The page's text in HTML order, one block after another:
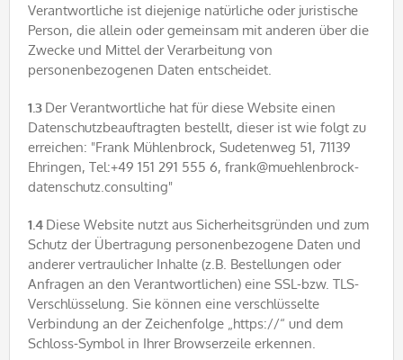
Verantwortliche ist diejenige natürliche oder juristische
Person, die allein oder gemeinsam mit anderen über die
Zwecke und Mittel der Verarbeitung von
personenbezogenen Daten entscheidet.
1.3 Der Verantwortliche hat für diese Website einen
Datenschutzbeauftragten bestellt, dieser ist wie folgt zu
erreichen: "Frank Mühlenbrock, Sudetenweg 51, 71139
Ehringen, Tel:+49 151 291 555 6, frank@muehlenbrock-
datenschutz.consulting"
1.4 Diese Website nutzt aus Sicherheitsgründen und zum
Schutz der Übertragung personenbezogene Daten und
anderer vertraulicher Inhalte (z.B. Bestellungen oder
Anfragen an den Verantwortlichen) eine SSL-bzw. TLS-
Verschlüsselung. Sie können eine verschlüsselte
Verbindung an der Zeichenfolge „https://“ und dem
Schloss-Symbol in Ihrer Browserzeile erkennen.